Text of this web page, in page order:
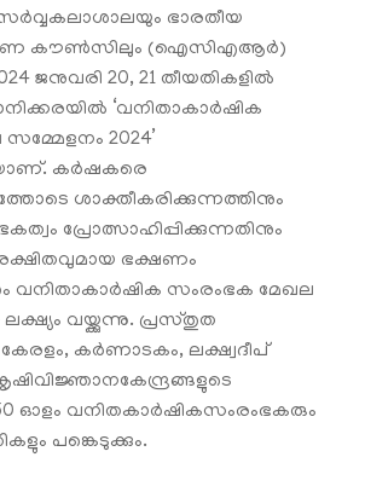
ഭാരതീയ
കൗണ്‍സിലും (ഐസിഎആര്‍)
ജനുവരി 20, 21 തീയതികളില്‍
‘വനിതാകാര്‍ഷിക
2024’
കര്‍ഷകരെ
ശാക്തീകരിക്കുന്നത്തിനും
പ്രോത്സാഹിപ്പിക്കുന്നതിനും
ഭക്ഷണം
വനിതാകാര്‍ഷിക സംരംഭക മേഖല
വയ്ക്കുന്നു. പ്രസ്തുത
കര്‍ണാടകം, ലക്ഷ്വദീപ്
ഓളം വനിതകാര്‍ഷികസംരംഭകരും
പങ്കെടുക്കും.